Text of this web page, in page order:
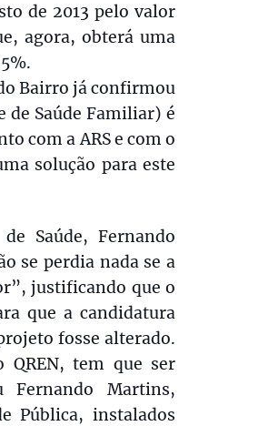
de 2013 pelo valor
agora, obterá uma
Bairro já confirmou
de Saúde Familiar) é
com a ARS e com o
solução para este
Saúde, Fernando
se perdia nada se a
justificando que o
que a candidatura
fosse alterado.
QREN, tem que ser
Fernando Martins,
Pública, instalados